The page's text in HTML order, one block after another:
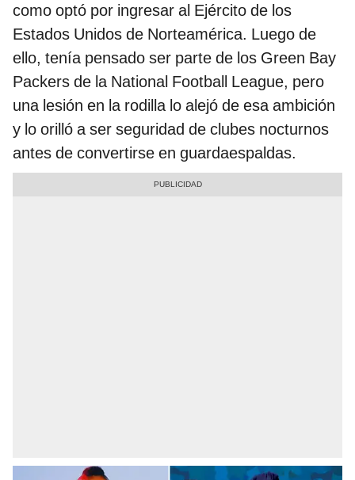
como optó por ingresar al Ejército de los
Estados Unidos de Norteamérica. Luego de
ello, tenía pensado ser parte de los Green Bay
Packers de la National Football League, pero
una lesión en la rodilla lo alejó de esa ambición
y lo orilló a ser seguridad de clubes nocturnos
antes de convertirse en guardaespaldas.